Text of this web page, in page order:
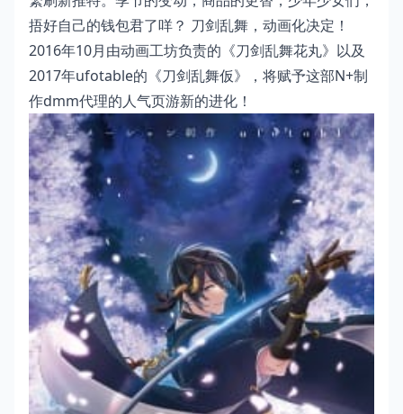
捂好自己的钱包君了咩？ 刀剑乱舞，动画化决定！
2016年10月由动画工坊负责的《刀剑乱舞花丸》以及
2017年ufotable的《刀剑乱舞仮》，将赋予这部N+制
作dmm代理的人气页游新的进化！